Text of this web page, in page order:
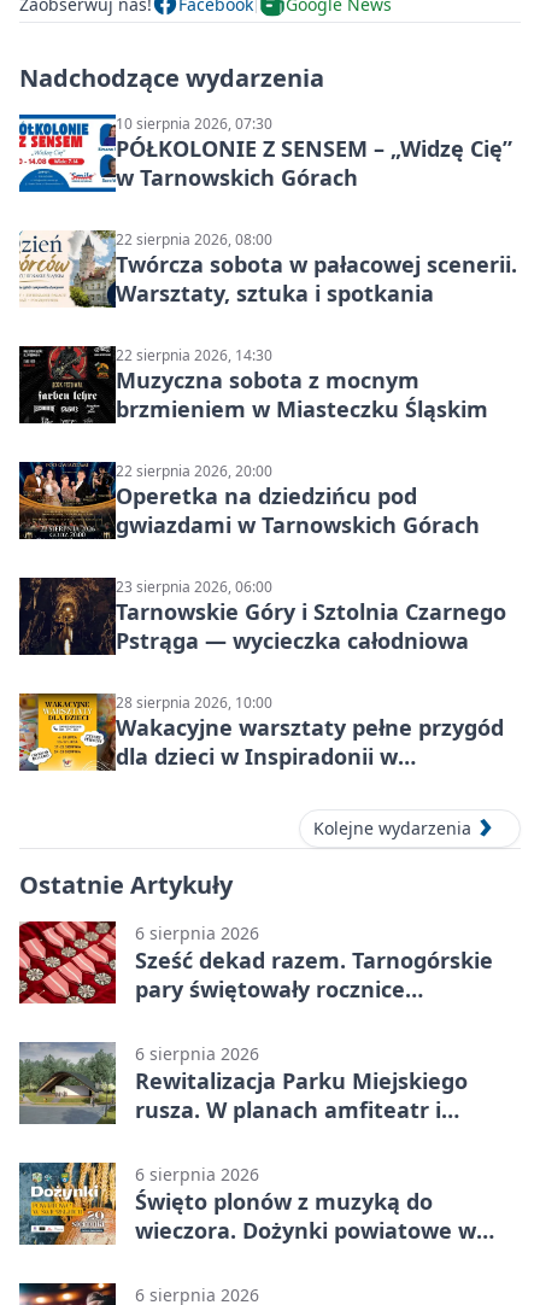
Nadchodzące wydarzenia
10 sierpnia 2026, 07:30
PÓŁKOLONIE Z SENSEM – „Widzę Cię”
w Tarnowskich Górach
22 sierpnia 2026, 08:00
Twórcza sobota w pałacowej scenerii.
Warsztaty, sztuka i spotkania
22 sierpnia 2026, 14:30
Muzyczna sobota z mocnym
brzmieniem w Miasteczku Śląskim
22 sierpnia 2026, 20:00
Operetka na dziedzińcu pod
gwiazdami w Tarnowskich Górach
23 sierpnia 2026, 06:00
Tarnowskie Góry i Sztolnia Czarnego
Pstrąga — wycieczka całodniowa
28 sierpnia 2026, 10:00
Wakacyjne warsztaty pełne przygód
dla dzieci w Inspiradonii w
Kolejne wydarzenia
Ostatnie Artykuły
6 sierpnia 2026
Sześć dekad razem. Tarnogórskie
pary świętowały rocznice
6 sierpnia 2026
Rewitalizacja Parku Miejskiego
rusza. W planach amfiteatr i
6 sierpnia 2026
Święto plonów z muzyką do
wieczora. Dożynki powiatowe w
6 sierpnia 2026